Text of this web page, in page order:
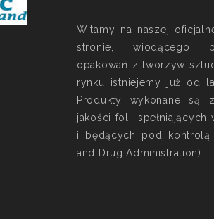
Witamy na naszej
stronie, wiodącego
opakowań z tworzyw
rynku istniejemy już od
Produkty wykonane są
jakości folii spełniających
i będących pod kontrolą
and Drug Administration).